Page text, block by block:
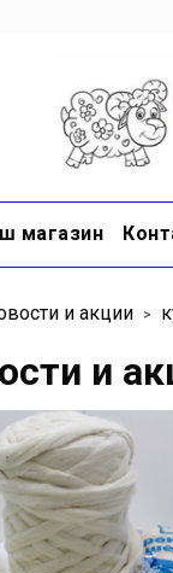
магазин
и акции
и